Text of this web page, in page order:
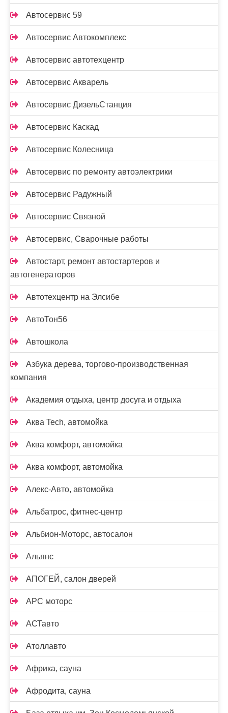
Автосервис 59
Автосервис Автокомплекс
Автосервис автотехцентр
Автосервис Акварель
Автосервис ДизельСтанция
Автосервис Каскад
Автосервис Колесница
Автосервис по ремонту автоэлектрики
Автосервис Радужный
Автосервис Связной
Автосервис, Сварочные работы
Автостарт, ремонт автостартеров и
автогенераторов
Автотехцентр на Элсибе
АвтоТон56
Автошкола
Азбука дерева, торгово-производственная
компания
Академия отдыха, центр досуга и отдыха
Аква Tech, автомойка
Аква комфорт, автомойка
Аква комфорт, автомойка
Алекс-Авто, автомойка
Альбатрос, фитнес-центр
Альбион-Моторс, автосалон
Альянс
АПОГЕЙ, салон дверей
АРС моторс
АСТавто
Атоллавто
Африка, сауна
Афродита, сауна